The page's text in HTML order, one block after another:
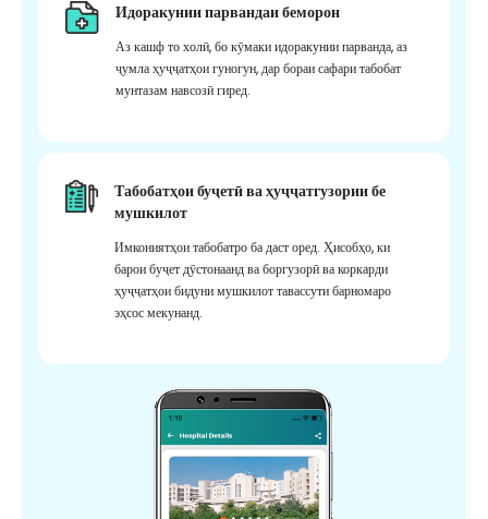
Идоракунии парвандаи беморон
Аз кашф то холӣ, бо кӯмаки идоракунии парванда, аз
ҷумла ҳуҷҷатҳои гуногун, дар бораи сафари табобат
мунтазам навсозӣ гиред.
Табобатҳои буҷетӣ ва ҳуҷҷатгузории бе
мушкилот
Имкониятҳои табобатро ба даст оред. Ҳисобҳо, ки
барои буҷет дӯстонаанд ва боргузорӣ ва коркарди
ҳуҷҷатҳои бидуни мушкилот тавассути барномаро
эҳсос мекунанд.